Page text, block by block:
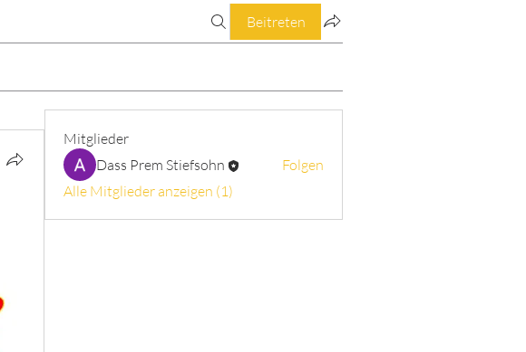
Beitreten
Mitglieder
Dass Prem Stiefsohn
Folgen
Alle Mitglieder anzeigen (1)